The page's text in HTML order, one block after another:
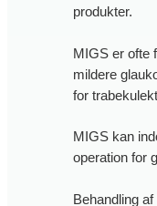
produkter.
MIGS er ofte
mildere
for
MIGS kan
operation for
Behandling